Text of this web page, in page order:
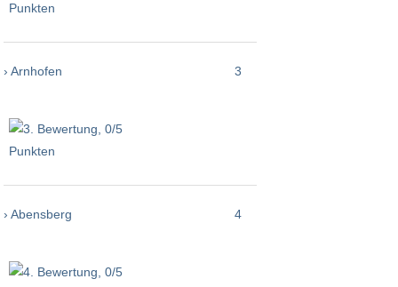
› Arnhofen 3
› Abensberg 4